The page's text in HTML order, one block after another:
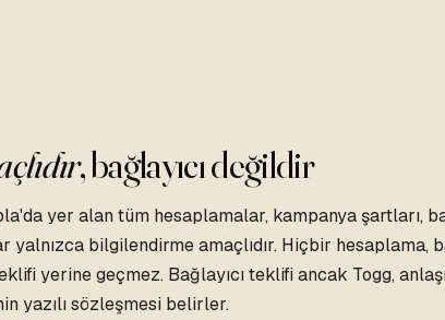
, bağlayıcı değildir
yer alan tüm hesaplamalar, kampanya şartları,
yalnızca bilgilendirme amaçlıdır. Hiçbir hesaplama,
yerine geçmez. Bağlayıcı teklifi ancak Togg,
yazılı sözleşmesi belirler.